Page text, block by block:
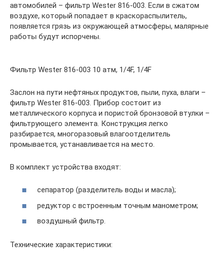
автомобилей – фильтр Wester 816-003. Если в сжатом
воздухе, который попадает в краскораспылитель,
появляется грязь из окружающей атмосферы, малярные
работы будут испорчены.
Фильтр Wester 816-003 10 атм, 1/4F, 1/4F
Заслон на пути нефтяных продуктов, пыли, пуха, влаги –
фильтр Wester 816-003. Прибор состоит из
металлического корпуса и пористой бронзовой втулки –
фильтрующего элемента. Конструкция легко
разбирается, многоразовый влагоотделитель
промывается, устанавливается на место.
В комплект устройства входят:
сепаратор (разделитель воды и масла);
редуктор с встроенным точным манометром;
воздушный фильтр.
Технические характеристики: